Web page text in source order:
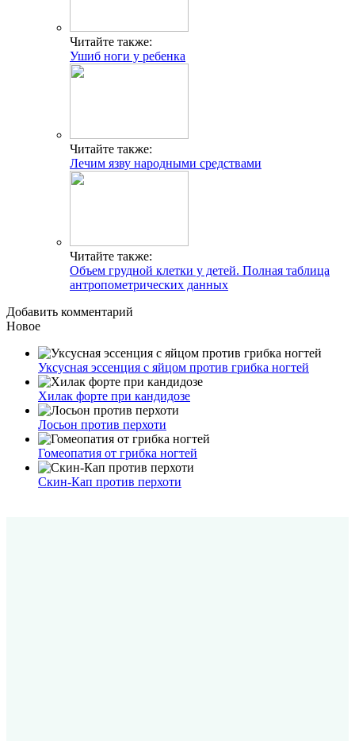
Читайте также:
Ушиб ноги у ребенка
Читайте также:
Лечим язву народными средствами
Читайте также:
Объем грудной клетки у детей. Полная таблица
антропометрических данных
Добавить комментарий
Новое
Уксусная эссенция с яйцом против грибка ногтей
Хилак форте при кандидозе
Лосьон против перхоти
Гомеопатия от грибка ногтей
Скин-Кап против перхоти